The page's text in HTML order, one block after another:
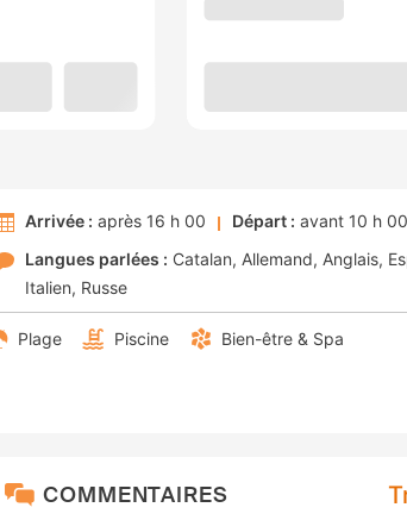
Arrivée : après 16 h 00 Départ : avant 10 h 00
Langues parlées : Catalan Allemand Anglais
Italien Russe
Plage Piscine Bien-être & Spa
COMMENTAIRES